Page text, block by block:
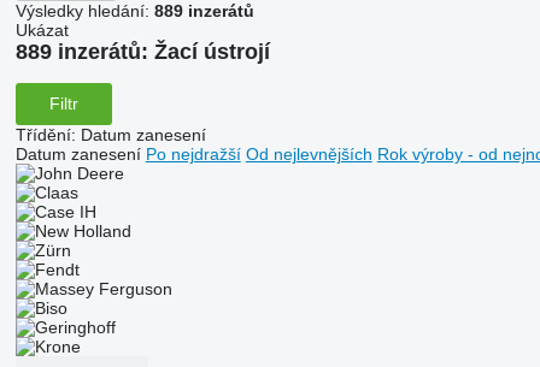
Výsledky hledání: 889 inzerátů
Ukázat
889 inzerátů: Žací ústrojí
Filtr
Třídění: Datum zanesení
Datum zanesení Po nejdražší Od nejlevnějších Rok výroby - od